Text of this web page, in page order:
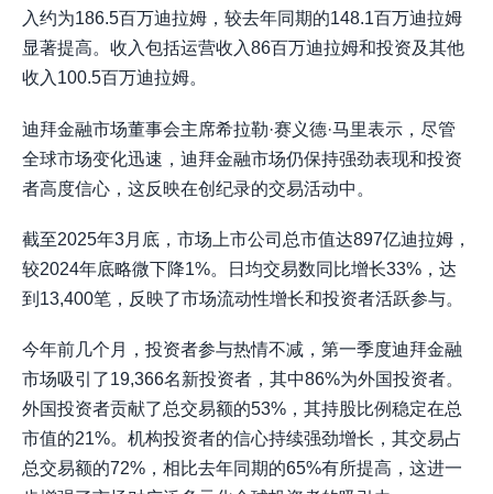
入约为186.5百万迪拉姆，较去年同期的148.1百万迪拉姆
显著提高。收入包括运营收入86百万迪拉姆和投资及其他
收入100.5百万迪拉姆。
迪拜金融市场董事会主席希拉勒·赛义德·马里表示，尽管
全球市场变化迅速，迪拜金融市场仍保持强劲表现和投资
者高度信心，这反映在创纪录的交易活动中。
截至2025年3月底，市场上市公司总市值达897亿迪拉姆，
较2024年底略微下降1%。日均交易数同比增长33%，达
到13,400笔，反映了市场流动性增长和投资者活跃参与。
今年前几个月，投资者参与热情不减，第一季度迪拜金融
市场吸引了19,366名新投资者，其中86%为外国投资者。
外国投资者贡献了总交易额的53%，其持股比例稳定在总
市值的21%。机构投资者的信心持续强劲增长，其交易占
总交易额的72%，相比去年同期的65%有所提高，这进一